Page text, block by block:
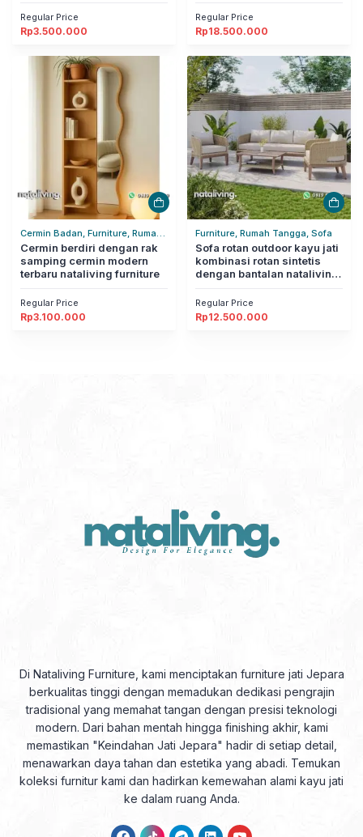
Regular Price
Rp3.500.000
Regular Price
Rp18.500.000
Cermin Badan, Furniture, Rumah
Tangga
Cermin berdiri dengan rak
samping cermin modern
terbaru nataliving furniture
Regular Price
Rp3.100.000
Furniture, Rumah Tangga, Sofa
Sofa rotan outdoor kayu jati
kombinasi rotan sintetis
dengan bantalan nataliving
Regular Price
Rp12.500.000
Di Nataliving Furniture, kami menciptakan furniture jati Jepara
berkualitas tinggi dengan memadukan dedikasi pengrajin
tradisional yang memahat tangan dengan presisi teknologi
modern. Dari bahan mentah hingga finishing akhir, kami
memastikan "Keindahan Jati Jepara" hadir di setiap detail,
menawarkan daya tahan dan estetika yang abadi. Temukan
koleksi furnitur kami dan hadirkan kemewahan alami kayu jati
ke dalam ruang Anda.